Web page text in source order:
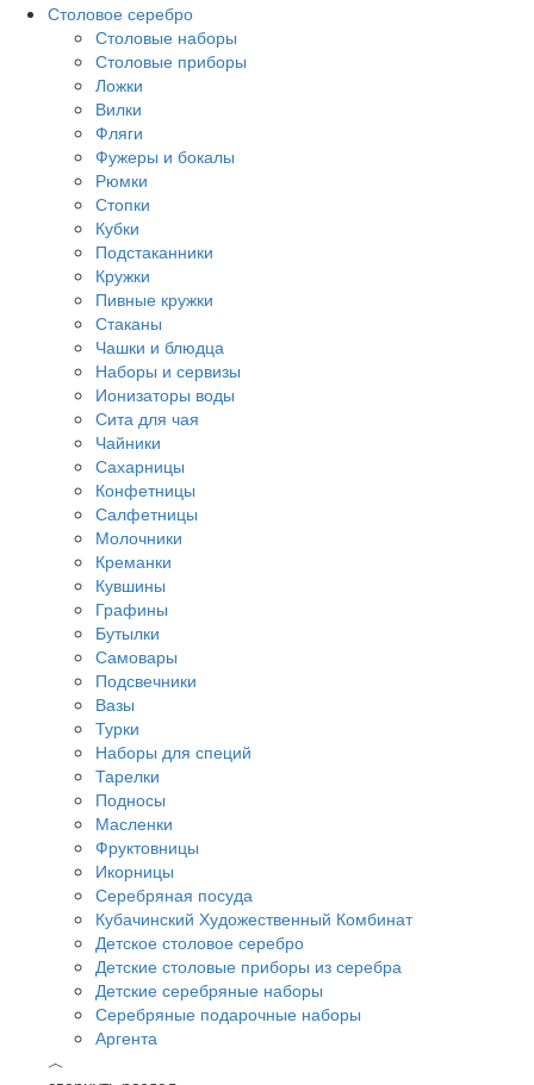
Столовое серебро
Столовые наборы
Столовые приборы
Ложки
Вилки
Фляги
Фужеры и бокалы
Рюмки
Стопки
Кубки
Подстаканники
Кружки
Пивные кружки
Стаканы
Чашки и блюдца
Наборы и сервизы
Ионизаторы воды
Сита для чая
Чайники
Сахарницы
Конфетницы
Салфетницы
Молочники
Креманки
Кувшины
Графины
Бутылки
Самовары
Подсвечники
Вазы
Турки
Наборы для специй
Тарелки
Подносы
Масленки
Фруктовницы
Икорницы
Серебряная посуда
Кубачинский Художественный Комбинат
Детское столовое серебро
Детские столовые приборы из серебра
Детские серебряные наборы
Серебряные подарочные наборы
Аргента
︿